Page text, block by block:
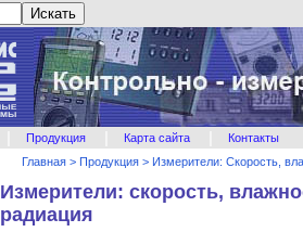
Продукция Карта сайта Контакты
Главная > Продукция > Измерители: Скорость,
Измерители: скорость,
радиация